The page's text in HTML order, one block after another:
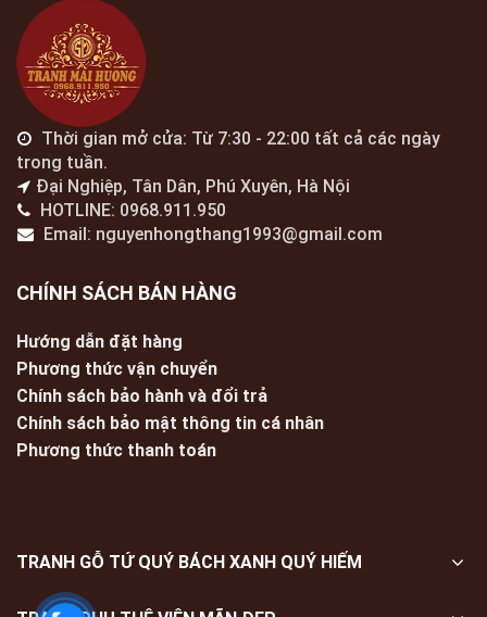
Thời gian mở cửa: Từ 7:30 - 22:00 tất cả các ngày
trong tuần.
Đại Nghiệp, Tân Dân, Phú Xuyên, Hà Nội
HOTLINE: 0968.911.950
Email: nguyenhongthang1993@gmail.com
CHÍNH SÁCH BÁN HÀNG
Hướng dẫn đặt hàng
Phương thức vận chuyển
Chính sách bảo hành và đổi trả
Chính sách bảo mật thông tin cá nhân
Phương thức thanh toán
TRANH GỖ TỨ QUÝ BÁCH XANH QUÝ HIẾM